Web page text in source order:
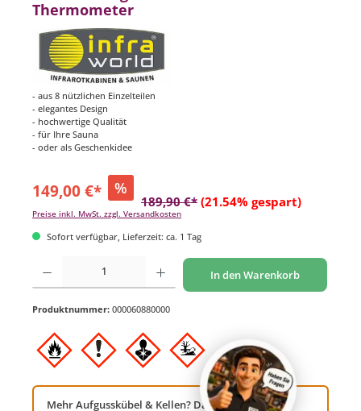
Thermometer
- aus 8 nützlichen Einzelteilen
- elegantes Design
- hochwertige Qualität
- für Ihre Sauna
- oder als Geschenkidee
149,00 €* %
189,90 €* (21.54% gespart)
Preise inkl. MwSt. zzgl. Versandkosten
Sofort verfügbar, Lieferzeit: ca. 1 Tag
Produkt Anzahl: Gib den gewünschten Wert ein oder benutze die Schaltflächen um
In den Warenkorb
Produktnummer: 000060880000
Mehr Aufgusskübel & Kellen? Das komplette